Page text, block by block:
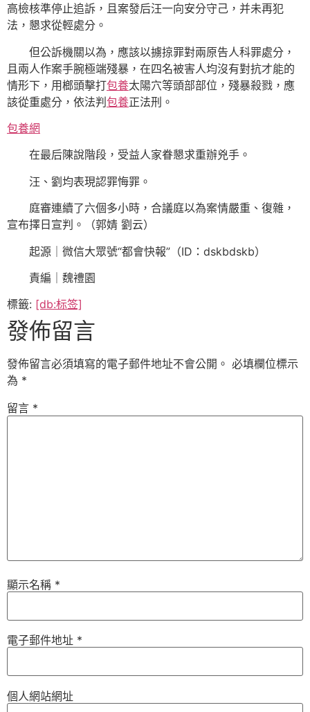
高檢核準停止追訴，且案發后汪一向安分守己，并未再犯
法，懇求從輕處分。
但公訴機關以為，應該以擄掠罪對兩原告人科罪處分，
且兩人作案手腕極端殘暴，在四名被害人均沒有對抗才能的
情形下，用榔頭擊打包養太陽穴等頭部部位，殘暴殺戮，應
該從重處分，依法判包養正法刑。
包養網
在最后陳說階段，受益人家眷懇求重辦兇手。
汪、劉均表現認罪悔罪。
庭審連續了六個多小時，合議庭以為案情嚴重、復雜，
宣布擇日宣判。（郭婧 劉云）
起源｜微信大眾號“都會快報”（ID：dskbdskb）
責編｜魏禮園
標籤: [db:标签]
發佈留言
發佈留言必須填寫的電子郵件地址不會公開。 必填欄位標示
為 *
留言 *
顯示名稱 *
電子郵件地址 *
個人網站網址